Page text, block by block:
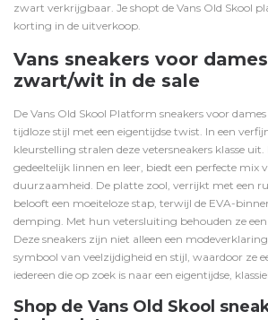
zwart verkrijgbaar. Je shopt de Vans Old Skool
korting in de uitverkoop.
Vans sneakers voor
zwart/wit in de sale
De Vans Old Skool Platform sneakers voor
tijdloze stijl met een eigentijdse twist. In een
kleurstelling stralen deze vetersneakers klasse
gedeeltelijk linnen en leer, biedt een perfecte mix
duurzaamheid. De platte zool, verrijkt met een
belooft een moeiteloze stap, terwijl de EVA-
demping. Met hun vetersluiting behouden ze
Deze sneakers zijn niet alleen een
symbool van veelzijdigheid en stijl, waardoor ze
iedereen die op zoek is naar een eigentijdse,
Shop de Vans Old Skool